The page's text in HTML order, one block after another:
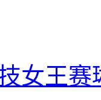
女王赛